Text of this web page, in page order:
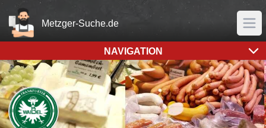
Home
Metzger-Suche.de
NAVIGATION
Sämtliche Bilder- und Logorechte liegen bei der Metzgerei